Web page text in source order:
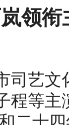
领
司艺
程等主